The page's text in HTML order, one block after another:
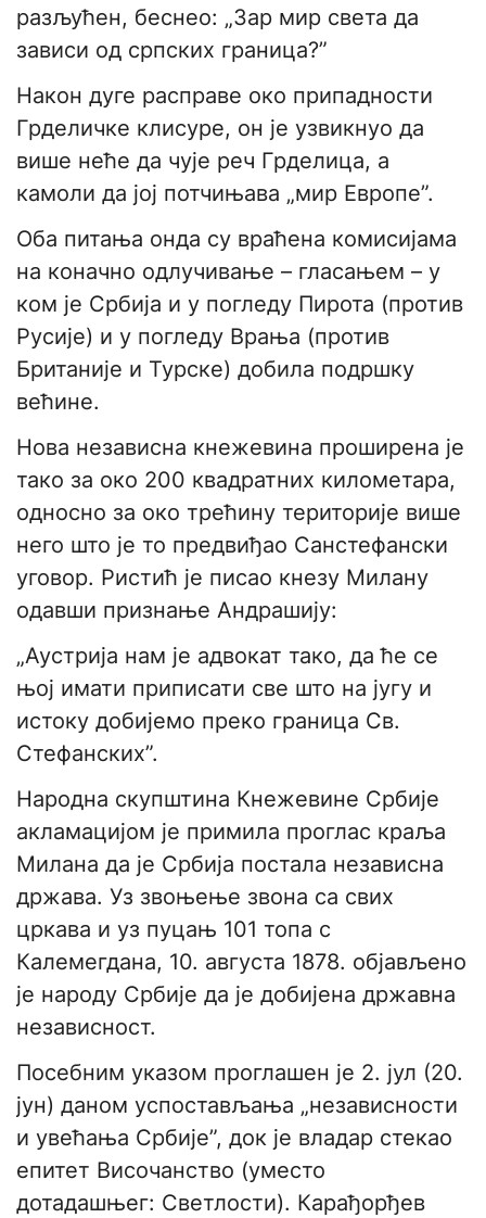
разљућен, беснео: „Зар мир света да
зависи од српских граница?”
Након дуге расправе око припадности
Грделичке клисуре, он је узвикнуо да
више неће да чује реч Грделица, а
камоли да јој потчињава „мир Европе”.
Оба питања онда су враћена комисијама
на коначно одлучивање – гласањем – у
ком је Србија и у погледу Пирота (против
Русије) и у погледу Врања (против
Британије и Турске) добила подршку
већине.
Нова независна кнежевина проширена је
тако за око 200 квадратних километара,
односно за око трећину територије више
него што је то предвиђао Санстефански
уговор. Ристић је писао кнезу Милану
одавши признање Андрашију:
„Аустрија нам је адвокат тако, да ће се
њој имати приписати све што на југу и
истоку добијемо преко граница Св.
Стефанских”.
Народна скупштина Кнежевине Србије
акламацијом је примила проглас краља
Милана да је Србија постала независна
држава. Уз звоњење звона са свих
цркава и уз пуцањ 101 топа с
Калемегдана, 10. августа 1878. објављено
је народу Србије да је добијена државна
независност.
Посебним указом проглашен је 2. јул (20.
јун) даном успостављања „независности
и увећања Србије”, док је владар стекао
епитет Височанство (уместо
дотадашњег: Светлости). Карађорђев